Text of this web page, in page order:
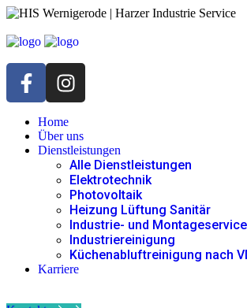
Home
Über uns
Dienstleistungen
Alle Dienstleistungen
Elektrotechnik
Photovoltaik
Heizung Lüftung Sanitär
Industrie- und Montage­service
Industrie­reinigung
Küchenabluftreinigung nach
Karriere